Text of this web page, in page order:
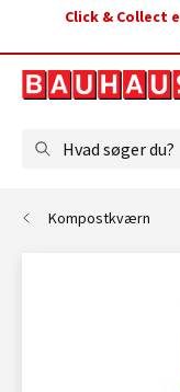
Click & Collect
Hvad søger du?
Kompostkværn